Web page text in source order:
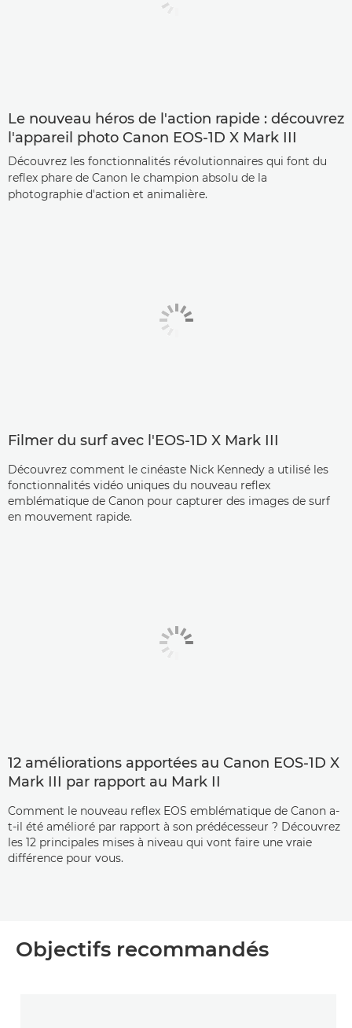
Le nouveau héros de l'action rapide : découvrez
l'appareil photo Canon EOS-1D X Mark III
Découvrez les fonctionnalités révolutionnaires qui font du
reflex phare de Canon le champion absolu de la
photographie d'action et animalière.
Filmer du surf avec l'EOS-1D X Mark III
Découvrez comment le cinéaste Nick Kennedy a utilisé les
fonctionnalités vidéo uniques du nouveau reflex
emblématique de Canon pour capturer des images de surf
en mouvement rapide.
12 améliorations apportées au Canon EOS-1D X
Mark III par rapport au Mark II
Comment le nouveau reflex EOS emblématique de Canon a-
t-il été amélioré par rapport à son prédécesseur ? Découvrez
les 12 principales mises à niveau qui vont faire une vraie
différence pour vous.
Objectifs recommandés